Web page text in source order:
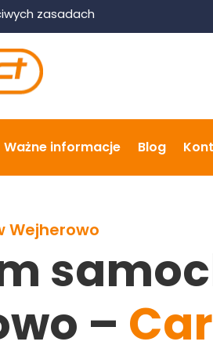
zasadach
Ważne informacje Blog
Wejherowo
–